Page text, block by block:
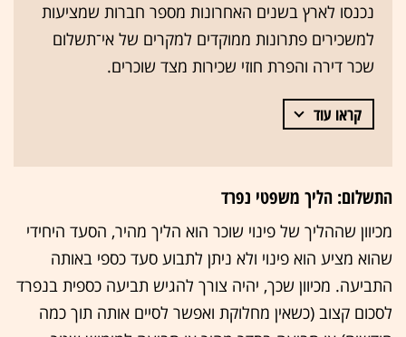
נכנסו לארץ בשנים האחרונות מספר חברות שמציעות
למשכירים פתרונות ממוקדים למקרים של אי־תשלום
שכר דירה והפרת חוזי שכירות מצד שוכרים.
קראו עוד
התשלום: הליך משפטי נפרד
מכיוון שההליך של פינוי שוכר הוא הליך מהיר, הסעד היחידי
שהוא מציע הוא פינוי ולא ניתן לתבוע סעד כספי באותה
התביעה. מכיוון שכך, יהיה צורך להגיש תביעה כספית בנפרד
לסכום קצוב (כשאין מחלוקת ואפשר לסיים אותה תוך כמה